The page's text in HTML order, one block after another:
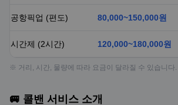
공항픽업 (편도) 80,000~150,000원
시간제 (2시간) 120,000~180,000원
※ 거리, 시간, 물량에 따라 요금이 달라질 수 있습니다.
🚐 콜밴 서비스 소개